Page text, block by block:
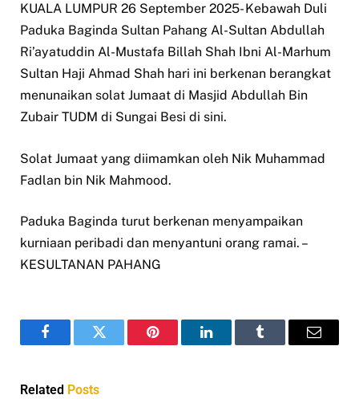
KUALA LUMPUR 26 September 2025- Kebawah Duli
Paduka Baginda Sultan Pahang Al-Sultan Abdullah
Ri’ayatuddin Al-Mustafa Billah Shah Ibni Al-Marhum
Sultan Haji Ahmad Shah hari ini berkenan berangkat
menunaikan solat Jumaat di Masjid Abdullah Bin
Zubair TUDM di Sungai Besi di sini.
Solat Jumaat yang diimamkan oleh Nik Muhammad
Fadlan bin Nik Mahmood.
Paduka Baginda turut berkenan menyampaikan
kurniaan peribadi dan menyantuni orang ramai. –
KESULTANAN PAHANG
FacebookTwitter Pinterest LinkedInTumblr Email
Related Posts